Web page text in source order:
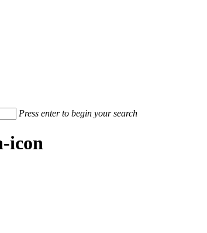
Press enter to begin your search
icon